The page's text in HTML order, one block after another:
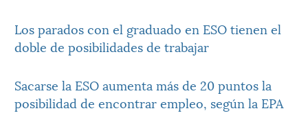
Los parados con el graduado en ESO tienen el
doble de posibilidades de trabajar
Sacarse la ESO aumenta más de 20 puntos la
posibilidad de encontrar empleo, según la EPA